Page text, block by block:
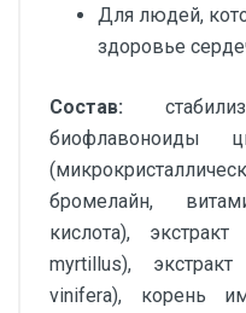
Для людей,
здоровье
Состав:
биофлавоноиды
бромелайн,
кислота),
myrtillus),
vinifera), корень